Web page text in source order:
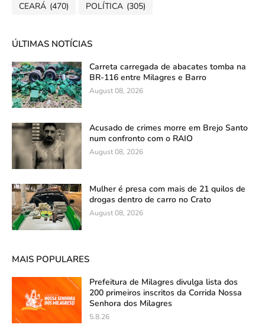
CEARÁ (470) POLÍTICA (305)
ÚLTIMAS NOTÍCIAS
Carreta carregada de abacates tomba na
BR-116 entre Milagres e Barro
August 08, 2026
Acusado de crimes morre em Brejo Santo
num confronto com o RAIO
August 08, 2026
Mulher é presa com mais de 21 quilos de
drogas dentro de carro no Crato
August 08, 2026
MAIS POPULARES
Prefeitura de Milagres divulga lista dos
200 primeiros inscritos da Corrida Nossa
Senhora dos Milagres
5.8.26